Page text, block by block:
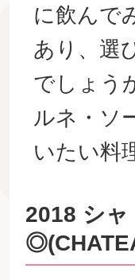
に飲んで
あり、選
でしょう
ルネ・ソ
いたい料
2018 シ